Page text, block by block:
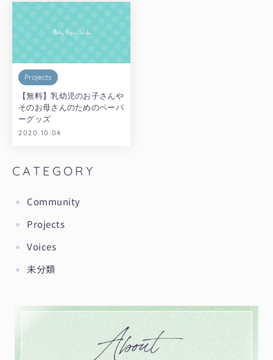
Projects
【無料】乳幼児のお子さんや
そのお母さんのためのペーパ
ーグッズ
2020.10.04
CATEGORY
Community
Projects
Voices
未分類